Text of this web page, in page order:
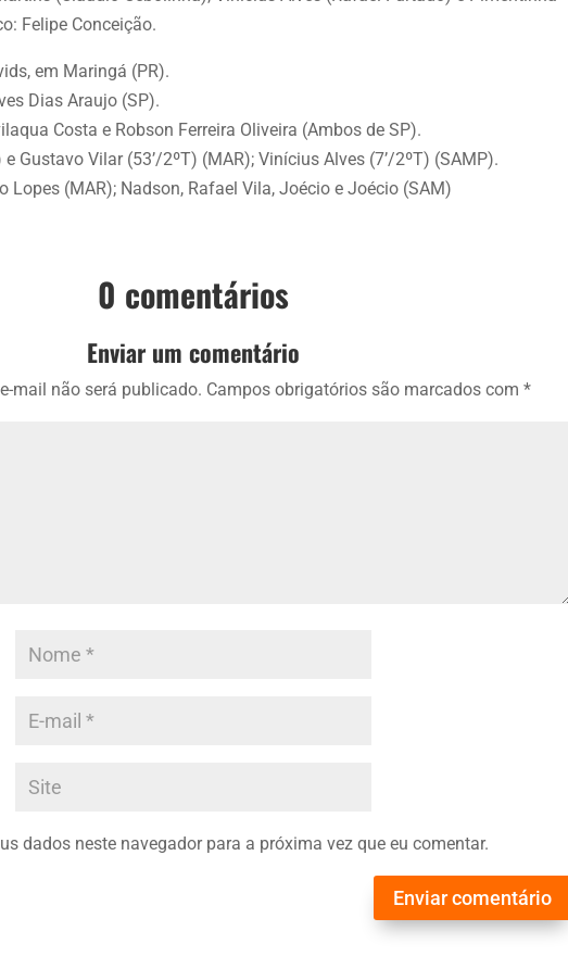
Felipe Conceição.
em Maringá (PR).
Dias Araujo (SP).
Costa e Robson Ferreira Oliveira (Ambos de SP).
e Gustavo Vilar (53’/2ºT) (MAR); Vinícius Alves (7’/2ºT) (SAMP).
Lopes (MAR); Nadson, Rafael Vila, Joécio e Joécio (SAM)
0 comentários
Enviar um comentário
mail não será publicado. Campos obrigatórios são marcados com *
dados neste navegador para a próxima vez que eu comentar.
Enviar comentário